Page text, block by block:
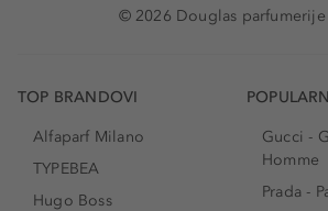
© 2026 Douglas
TOP BRANDOVI
Alfaparf Milano
TYPEBEA
Hugo Boss
Gucci -
Homme
Prada -